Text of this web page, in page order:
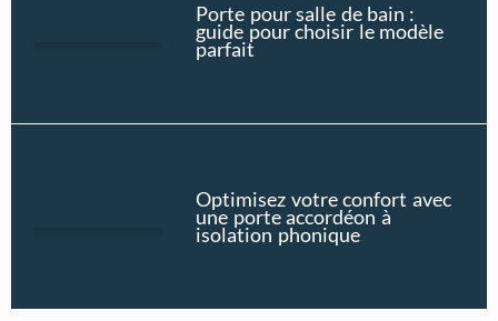
Porte pour salle de bain :
guide pour choisir le modèle
parfait
Optimisez votre confort avec
une porte accordéon à
isolation phonique